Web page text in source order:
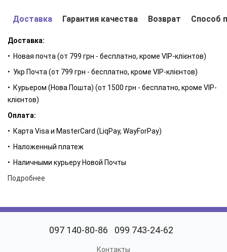
дыни. Освежающий огурец и сочное яблоко придают аромату
уравновешивает неожиданный аромат жасмина, который
наполняет композицию сиянием и светом. Апельсин и
клубника усиливают ощущение свежести.
Самые устойчивые ноты композиции - насыщенный мускус и
кремовая карамель. Мы также почувствуем королевскую
от LAMBRE – MELLONY. Фруктово-свежие и стремительные -
идеальные композиции для тех, кто с нетерпением ждет
нового восхода солнца.
Доставка Гарантия качества Возврат Способ
Доставка:
• Новая почта (от 799 грн - бесплатно, кроме VIP-клієнтов)
• Укр Почта (от 799 грн - бесплатно, кроме VIP-клієнтов)
• Курьером (Нова Пошта) (от 1500 грн - бесплатно, кроме VIP-
клієнтов)
Оплата:
• Карта Visa и MasterCard (LiqPay, WayForPay)
• Наложенный платеж
• Наличными курьеру Новой Почты
Подробнее
097 140-80-86 099 743-24-62
Контакты